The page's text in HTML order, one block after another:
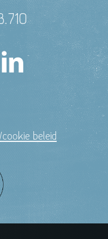
beleid